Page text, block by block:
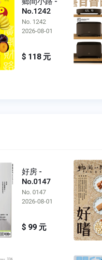
No.1242
No. 1242
2026-08-01
$ 118 元
好房 -
No.0147
No. 0147
2026-08-01
$ 99 元